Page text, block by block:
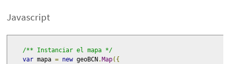
Javascript
/** Instanciar el mapa */
var mapa = new geoBCN.Map({